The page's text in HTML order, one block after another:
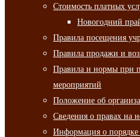
Стоимость платных
Новогодний
Правила посещения
Правила продажи и
Правила и нормы при
мероприятий
Положение об
Сведения о правах на
Информация о порядке